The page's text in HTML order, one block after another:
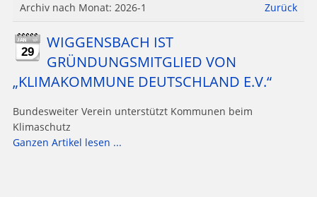
Archiv nach Monat: 2026-1 Zurück
29
WIGGENSBACH IST
GRÜNDUNGSMITGLIED VON
„KLIMAKOMMUNE DEUTSCHLAND E.V.“
Bundesweiter Verein unterstützt Kommunen beim
Klimaschutz
Ganzen Artikel lesen ...